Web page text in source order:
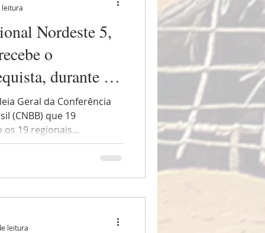
Nordeste 5,
o
durante a
dos Bispos do
Geral da Conferência
(CNBB) que 19
19 regionais...
leitura
leitura